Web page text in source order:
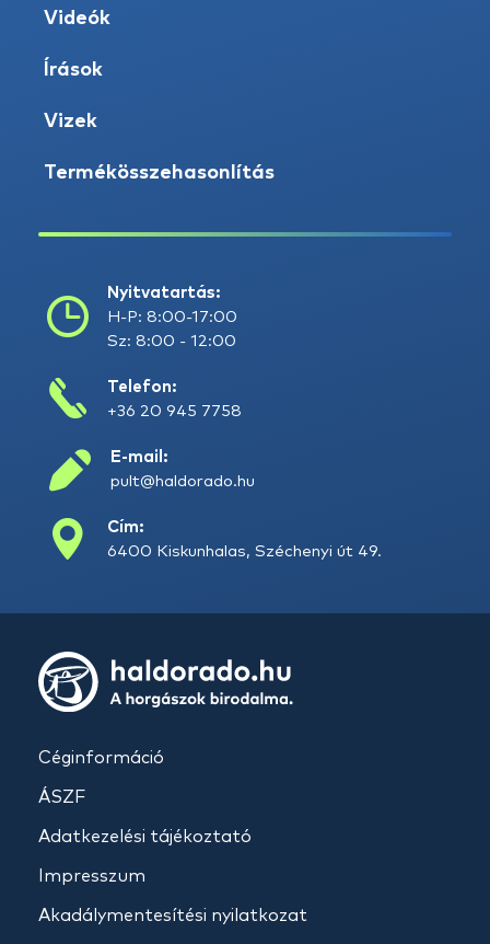
Videók
Írások
Vizek
Termékösszehasonlítás
Nyitvatartás:
H-P: 8:00-17:00
Sz: 8:00 - 12:00
Telefon:
+36 20 945 7758
E-mail:
pult@haldorado.hu
Cím:
6400 Kiskunhalas, Széchenyi út 49.
Céginformáció
ÁSZF
Adatkezelési tájékoztató
Impresszum
Akadálymentesítési nyilatkozat